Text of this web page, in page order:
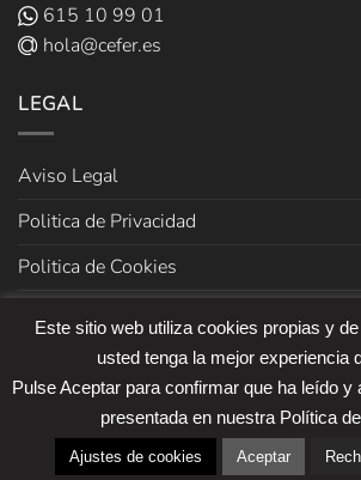
615 10 99 01
hola@cefer.es
LEGAL
Aviso Legal
Politica de Privacidad
Politica de Cookies
Copyright 2026 © Cefer
Este sitio web utiliza cookies propias y
usted tenga la mejor experiencia
Pulse Aceptar para confirmar que ha leído y
presentada en nuestra Política
Ajustes de cookies Aceptar